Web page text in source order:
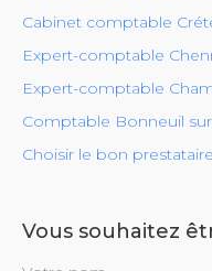
Cabinet comptable
Expert-comptable
Expert-comptable
Comptable Bonneuil
Choisir le bon prestataire
Vous souhaitez